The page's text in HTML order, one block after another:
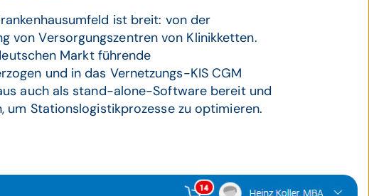
ist breit: von der
von Versorgungszentren von Klinikketten.
Markt führende
und in das Vernetzungs-KIS CGM
auch als stand-alone-Software bereit und
um Stationslogistikprozesse zu optimieren.